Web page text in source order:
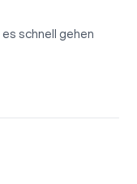
schnell gehen